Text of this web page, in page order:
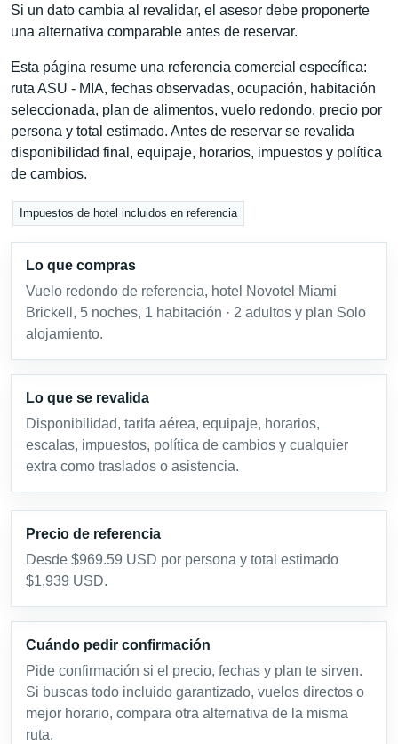
Si un dato cambia al revalidar, el asesor debe proponerte
una alternativa comparable antes de reservar.
Esta página resume una referencia comercial específica:
ruta ASU - MIA, fechas observadas, ocupación, habitación
seleccionada, plan de alimentos, vuelo redondo, precio por
persona y total estimado. Antes de reservar se revalida
disponibilidad final, equipaje, horarios, impuestos y política
de cambios.
Impuestos de hotel incluidos en referencia
Lo que compras
Vuelo redondo de referencia, hotel Novotel Miami
Brickell, 5 noches, 1 habitación · 2 adultos y plan Solo
alojamiento.
Lo que se revalida
Disponibilidad, tarifa aérea, equipaje, horarios,
escalas, impuestos, política de cambios y cualquier
extra como traslados o asistencia.
Precio de referencia
Desde $969.59 USD por persona y total estimado
$1,939 USD.
Cuándo pedir confirmación
Pide confirmación si el precio, fechas y plan te sirven.
Si buscas todo incluido garantizado, vuelos directos o
mejor horario, compara otra alternativa de la misma
ruta.